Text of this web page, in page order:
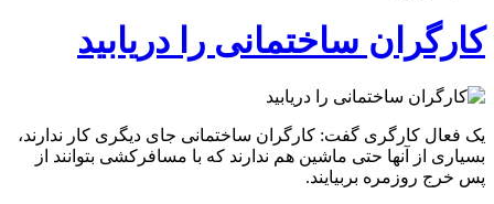
کارگران ساختمانی را دریابید
یک فعال کارگری گفت: کارگران ساختمانی جای دیگری کار ندارند،
بسیاری از آنها حتی ماشین هم ندارند که با مسافرکشی بتوانند از
پس خرج روزمره بربیایند.